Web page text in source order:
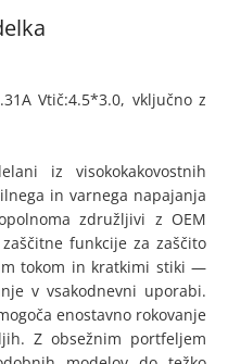
Vtič:4.5*3.0, vključno z
iz visokokakovostnih
in varnega napajanja
združljivi z OEM
funkcije za zaščito
tokom in kratkimi stiki —
v vsakodnevni uporabi.
enostavno rokovanje
Z obsežnim portfeljem